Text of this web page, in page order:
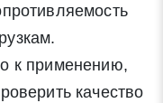
Закрыть
к применению,
качество